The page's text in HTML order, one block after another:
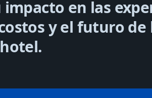
en las
y el futuro de